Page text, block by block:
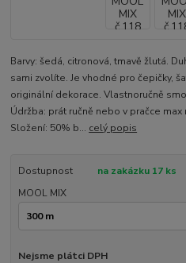
Barvy: šedá, citronová, tmavě žlutá.
sami zvolíte. Je vhodné pro čepičky,
originální dekorace. Vlastnoručně
Údržba: prát ručně nebo v pračce max
Složení: 50% b... celý popis
Dostupnost
na zakázku 17 ks
MOOL MIX
Nejsme plátci DPH